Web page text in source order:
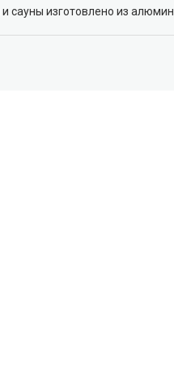
сауны изготовлено из